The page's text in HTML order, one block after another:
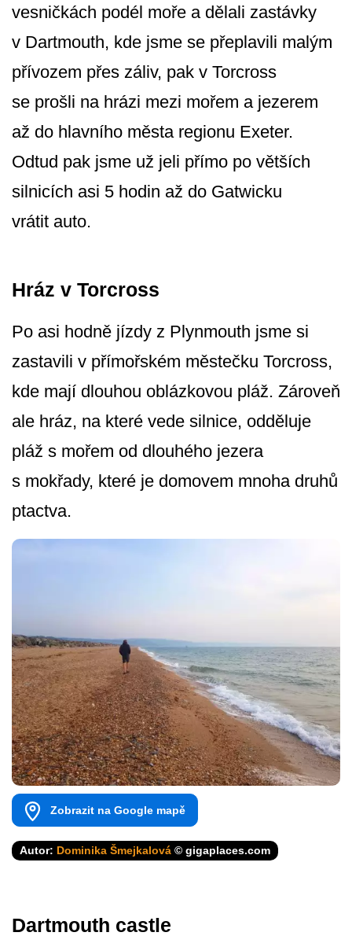
vesničkách podél moře a dělali zastávky
v Dartmouth, kde jsme se přeplavili malým
přívozem přes záliv, pak v Torcross
se prošli na hrázi mezi mořem a jezerem
až do hlavního města regionu Exeter.
Odtud pak jsme už jeli přímo po větších
silnicích asi 5 hodin až do Gatwicku
vrátit auto.
Hráz v Torcross
Po asi hodně jízdy z Plynmouth jsme si
zastavili v přímořském městečku Torcross,
kde mají dlouhou oblázkovou pláž. Zároveň
ale hráz, na které vede silnice, odděluje
pláž s mořem od dlouhého jezera
s mokřady, které je domovem mnoha druhů
ptactva.
Zobrazit na Google mapě
Autor: Dominika Šmejkalová © gigaplaces.com
Dartmouth castle